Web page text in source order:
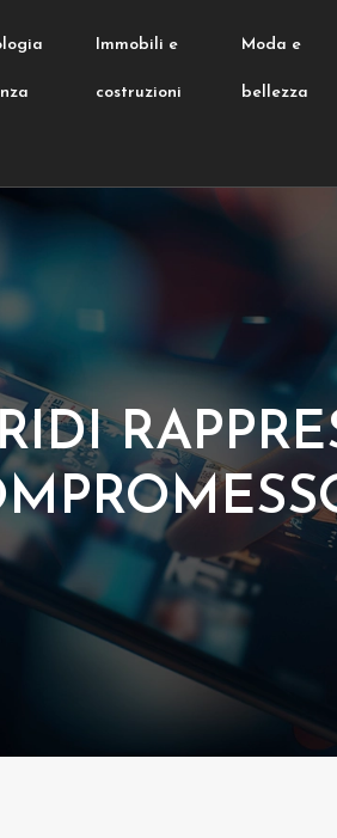
Immobili e
costruzioni
Moda e
bellezza